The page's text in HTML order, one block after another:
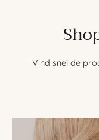
Vind snel de